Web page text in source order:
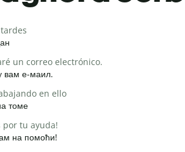
un correo electrónico.
вам е-маил.
en ello
томе
por tu ayuda!
на помоћи!